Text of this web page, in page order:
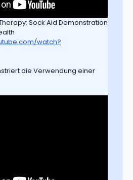
Sock Aid Demonstration
watch?
die Verwendung einer